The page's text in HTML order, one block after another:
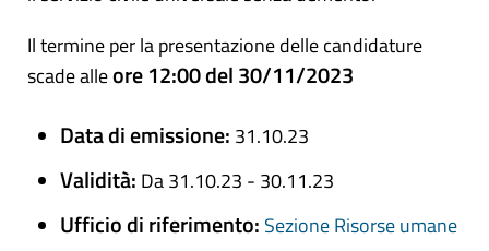
Il termine per la presentazione delle candidature
scade alleore 12:00 del 30/11/2023
Data di emissione: 31.10.23
Validità: Da 31.10.23 - 30.11.23
Ufficio di riferimento: Sezione Risorse umane